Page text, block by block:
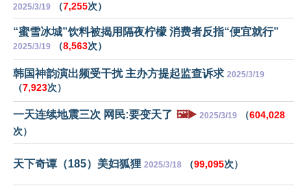
2025/3/19 （7,255次）
“蜜雪冰城”饮料被揭用隔夜柠檬 消费者反指“便宜就行”
2025/3/19 （8,563次）
韩国神韵演出频受干扰 主办方提起监查诉求 2025/3/19
（7,923次）
一天连续地震三次 网民:要变天了 🖼️▶️ 2025/3/19 （604,028
次）
天下奇谭（185）美妇狐狸 2025/3/18 （99,095次）